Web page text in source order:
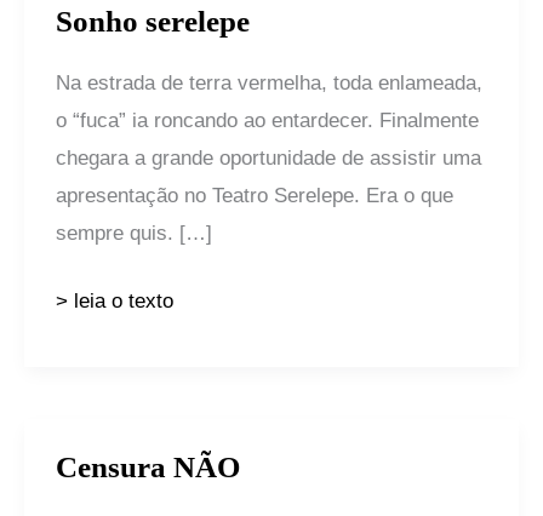
Sonho serelepe
Na estrada de terra vermelha, toda enlameada,
o “fuca” ia roncando ao entardecer. Finalmente
chegara a grande oportunidade de assistir uma
apresentação no Teatro Serelepe. Era o que
sempre quis. […]
Sonho
> leia o texto
Censura NÃO
Censura